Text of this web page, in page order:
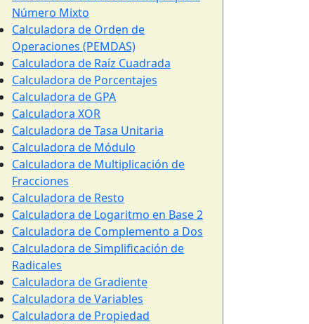
Número Mixto
Calculadora de Orden de
Operaciones (PEMDAS)
Calculadora de Raíz Cuadrada
Calculadora de Porcentajes
Calculadora de GPA
Calculadora XOR
Calculadora de Tasa Unitaria
Calculadora de Módulo
Calculadora de Multiplicación de
Fracciones
Calculadora de Resto
Calculadora de Logaritmo en Base 2
Calculadora de Complemento a Dos
Calculadora de Simplificación de
Radicales
Calculadora de Gradiente
Calculadora de Variables
Calculadora de Propiedad